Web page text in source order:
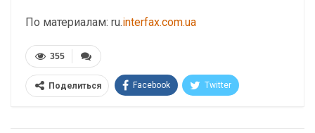
По материалам: ru.interfax.com.ua
355
Поделиться Facebook Twitter